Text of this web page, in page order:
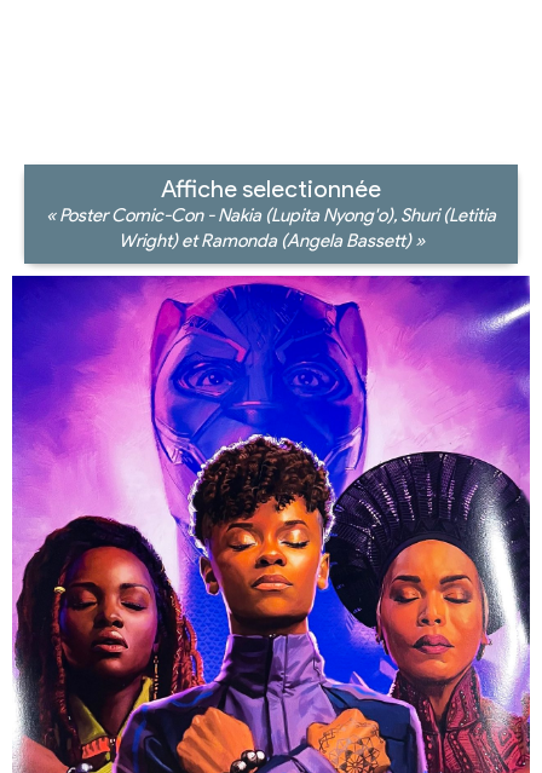
Affiche selectionnée
« Poster Comic-Con - Nakia (Lupita Nyong'o), Shuri (Letitia
Wright) et Ramonda (Angela Bassett) »